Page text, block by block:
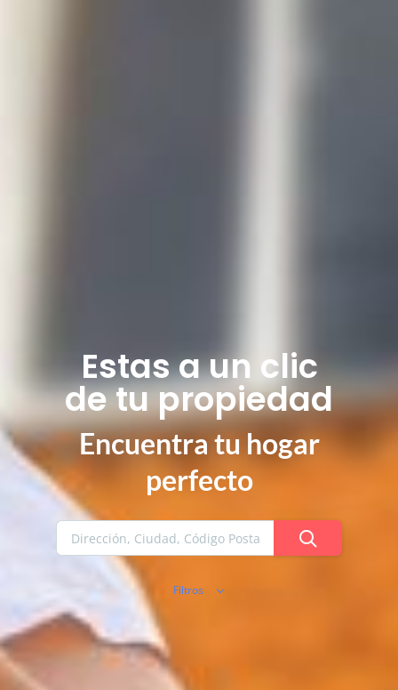
Estas a un clic
de tu propiedad
Encuentra tu hogar
perfecto
Filtros